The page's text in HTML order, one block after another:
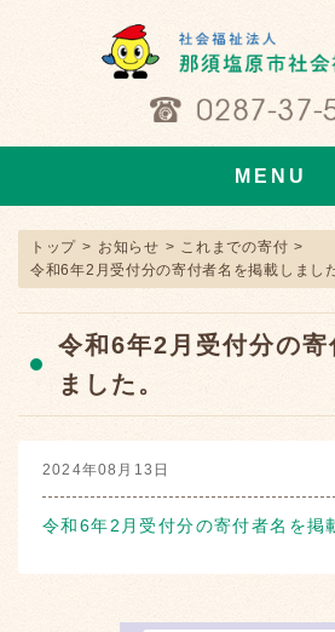
MENU
トップ > お知らせ > これまでの寄付 >
令和6年2月受付分の寄付者名を掲載しまし
令和6年2月受付分の寄
ました。
2024年08月13日
令和6年2月受付分の寄付者名を掲